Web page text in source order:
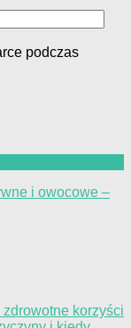
podczas
i owocowe –
korzyści